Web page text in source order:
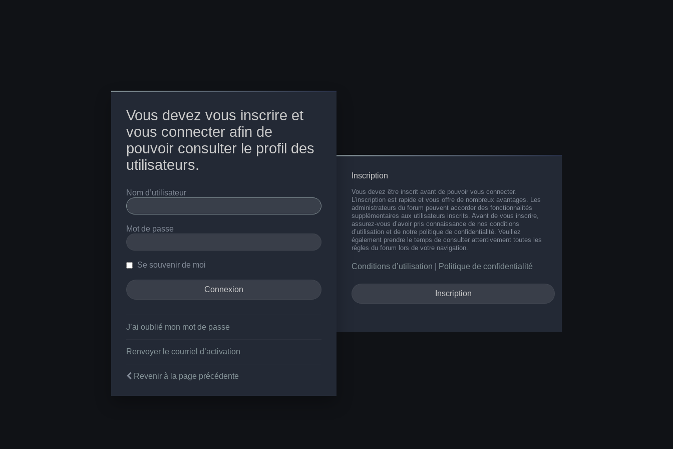
Vous devez vous inscrire et
vous connecter afin de
pouvoir consulter le profil des
utilisateurs.
Nom d’utilisateur
Mot de passe
Se souvenir de moi
J’ai oublié mon mot de passe
Renvoyer le courriel d’activation
Revenir à la page précédente
Inscription
Vous devez être inscrit avant de pouvoir vous connecter.
L’inscription est rapide et vous offre de nombreux avantages. Les
administrateurs du forum peuvent accorder des fonctionnalités
supplémentaires aux utilisateurs inscrits. Avant de vous inscrire,
assurez-vous d’avoir pris connaissance de nos conditions
d’utilisation et de notre politique de confidentialité. Veuillez
également prendre le temps de consulter attentivement toutes les
règles du forum lors de votre navigation.
Conditions d’utilisation Politique de confidentialité
Inscription